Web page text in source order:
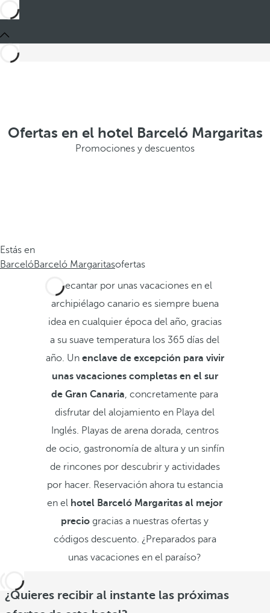
Ofertas en el hotel Barceló Margaritas
Promociones y descuentos
Estás en
BarcelóBarceló Margaritasofertas
Decantar por unas vacaciones en el
archipiélago canario es siempre buena
idea en cualquier época del año, gracias
a su suave temperatura los 365 días del
año. Un enclave de excepción para vivir
unas vacaciones completas en el sur
de Gran Canaria, concretamente para
disfrutar del alojamiento en Playa del
Inglés. Playas de arena dorada, centros
de ocio, gastronomía de altura y un sinfín
de rincones por descubrir y actividades
por hacer. Reservación ahora tu estancia
en el hotel Barceló Margaritas al mejor
precio gracias a nuestras ofertas y
códigos descuento. ¿Preparados para
unas vacaciones en el paraíso?
¿Quieres recibir al instante las próximas